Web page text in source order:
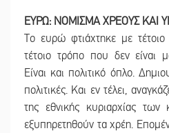
ΕΥΡΩ: ΝΟΜΙΣΜΑ ΧΡΕΟΥΣ ΚΑΙ
Το ευρώ φτιάχτηκε με τέτοιο
τέτοιο τρόπο που δεν είναι
Είναι και πολιτικό όπλο.
πολιτικές. Και εν τέλει,
της εθνικής κυριαρχίας
εξυπηρετηθούν τα χρέη.